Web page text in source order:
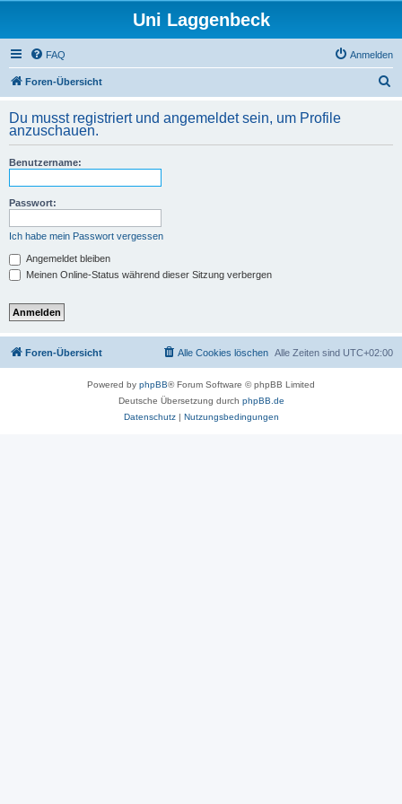
Uni Laggenbeck
FAQ Anmelden
Foren-Übersicht
h
Du musst registriert und angemeldet sein, um Profile
anzuschauen.
Benutzername:
Passwort:
Ich habe mein Passwort vergessen
Angemeldet bleiben
Meinen Online-Status während dieser Sitzung verbergen
Foren-Übersicht Alle Zeiten sind UTC+02:00
Alle Cookies löschen
Powered by phpBB® Forum Software © phpBB Limited
Deutsche Übersetzung durch phpBB.de
Datenschutz| Nutzungsbedingungen